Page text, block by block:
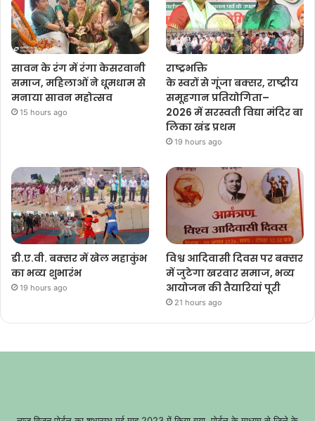
सावन के रंग में रंगा केसरवानी
समाज, महिलाओं ने धूमधाम से
मनाया सावन महोत्सव
15 hours ago
राष्ट्रभक्ति
के स्वरों से गूंजा बक्सर, राष्ट्रीय
समूहगान प्रतियोगिता–
2026 में सरस्वती विद्या मंदिर बा
लिका खंड प्रथम
19 hours ago
डी.ए.वी. बक्सर में खेल महाकुंभ
का भव्य शुभारंभ
19 hours ago
विश्व आदिवासी दिवस पर बक्सर
में जुटेगा खरवार समाज, भव्य
आयोजन की तैयारियां पूरी
21 hours ago